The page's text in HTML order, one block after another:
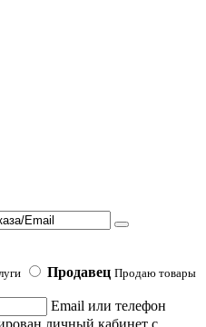
Продавец Продаю товары
Email или телефон
личный кабинет с